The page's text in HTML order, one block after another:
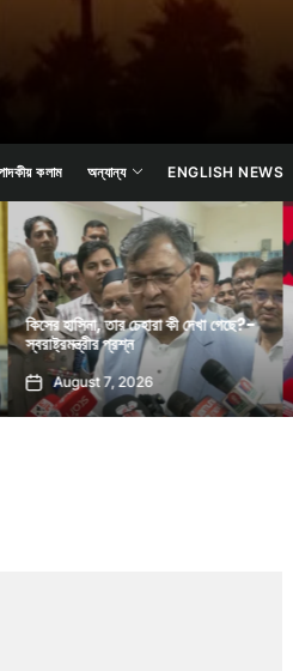
কলাম অন্যান্য ENGLISH NEWS
চেহারা কী দেখা গেছে?-
2026
সরকারের ব্যর্থতায়
ব্রিফিং করেছে :
August 7,